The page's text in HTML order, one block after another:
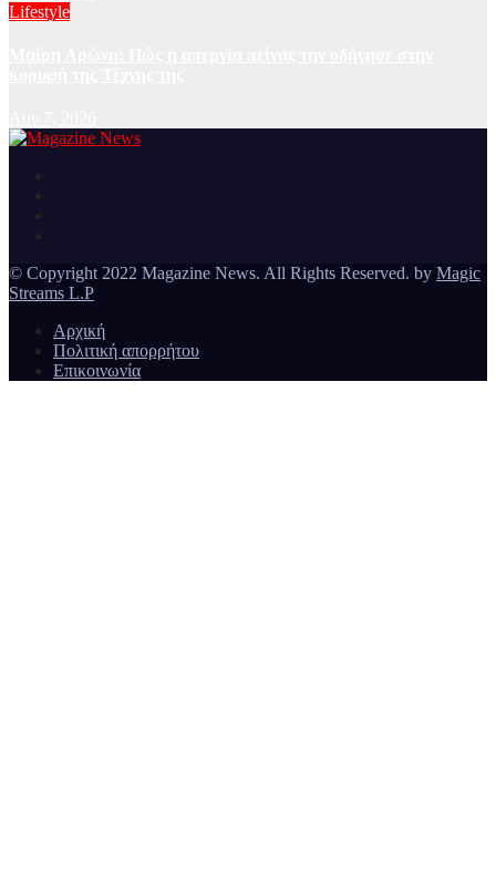
Lifestyle
© Copyright 2022 Magazine News. All Rights Reserved. by Magic
Streams L.P
Αρχική
Πολιτική απορρήτου
Επικοινωνία